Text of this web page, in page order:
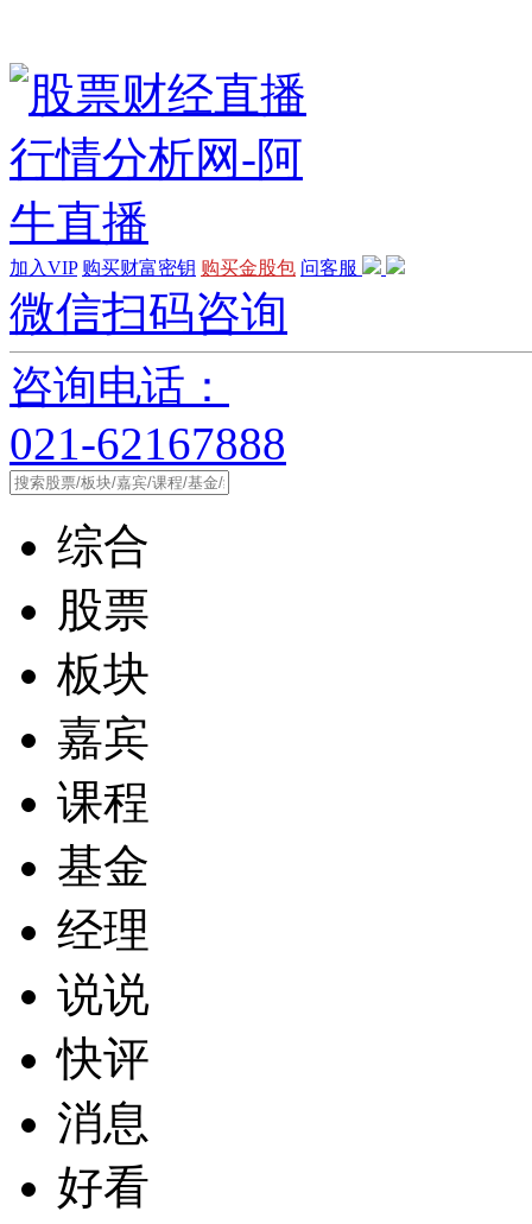
加入VIP 购买财富密钥 购买金股包 问客服
微信扫码咨询
咨询电话：
021-62167888
综合
股票
板块
嘉宾
课程
基金
经理
说说
快评
消息
好看